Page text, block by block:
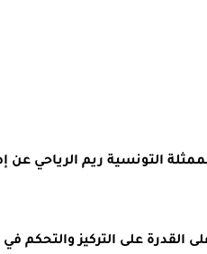
التونسية ريم الرياحي
على التركيز والتحكم في